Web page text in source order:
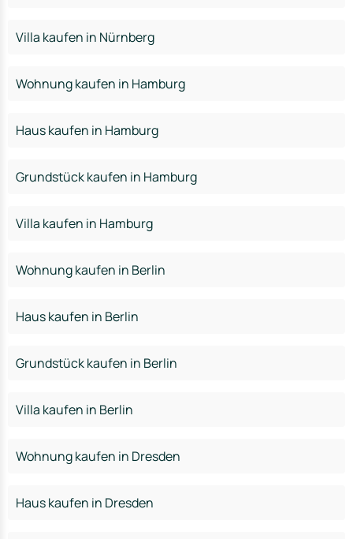
Villa kaufen in Nürnberg
Wohnung kaufen in Hamburg
Haus kaufen in Hamburg
Grundstück kaufen in Hamburg
Villa kaufen in Hamburg
Wohnung kaufen in Berlin
Haus kaufen in Berlin
Grundstück kaufen in Berlin
Villa kaufen in Berlin
Wohnung kaufen in Dresden
Haus kaufen in Dresden